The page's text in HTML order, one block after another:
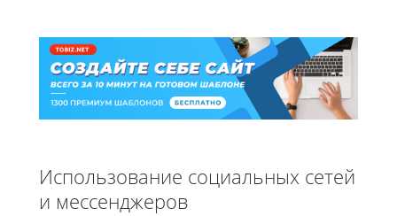
Использование социальных сетей
и мессенджеров